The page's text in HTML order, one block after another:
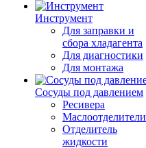
Инструмент
Для заправки и
сбора хладагента
Для диагностики
Для монтажа
Сосуды под давлением
Ресивера
Маслоотделители
Отделитель
жидкости